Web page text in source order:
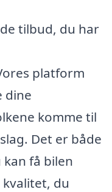
tilbud, du har
platform
dine
komme til
Det er både
få bilen
du